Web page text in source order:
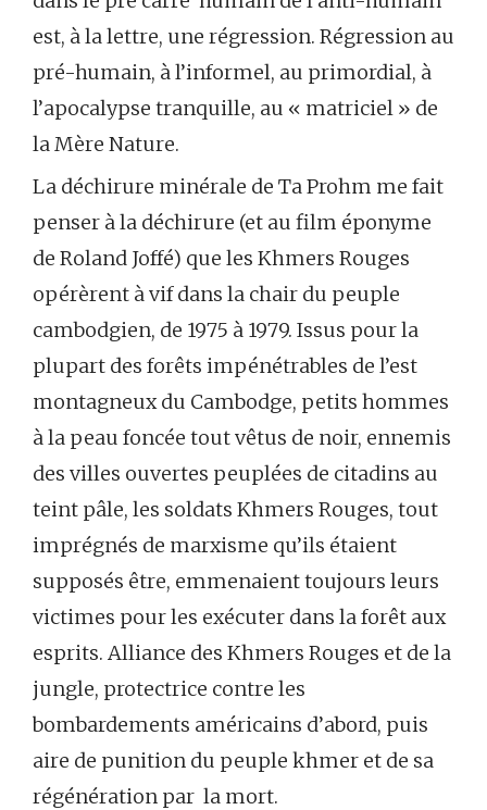
est, à la lettre, une régression. Régression au
pré-humain, à l’informel, au primordial, à
l’apocalypse tranquille, au « matriciel » de
la Mère Nature.
La déchirure minérale de Ta Prohm me fait
penser à la déchirure (et au film éponyme
de Roland Joffé) que les Khmers Rouges
opérèrent à vif dans la chair du peuple
cambodgien, de 1975 à 1979. Issus pour la
plupart des forêts impénétrables de l’est
montagneux du Cambodge, petits hommes
à la peau foncée tout vêtus de noir, ennemis
des villes ouvertes peuplées de citadins au
teint pâle, les soldats Khmers Rouges, tout
imprégnés de marxisme qu’ils étaient
supposés être, emmenaient toujours leurs
victimes pour les exécuter dans la forêt aux
esprits. Alliance des Khmers Rouges et de la
jungle, protectrice contre les
bombardements américains d’abord, puis
aire de punition du peuple khmer et de sa
régénération par la mort.